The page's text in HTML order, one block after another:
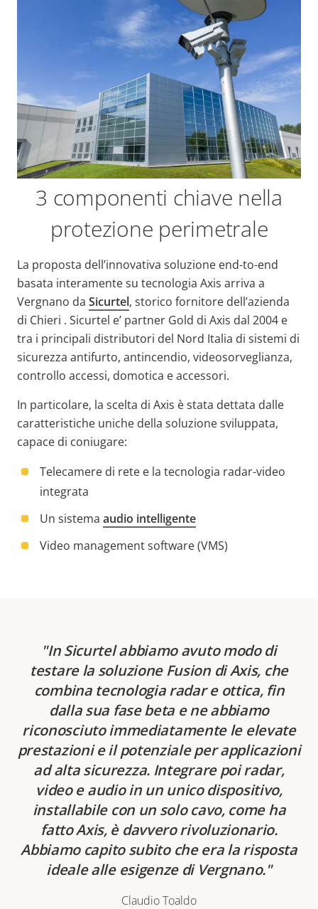
3 componenti chiave nella
protezione perimetrale
La proposta dell’innovativa soluzione end-to-end
basata interamente su tecnologia Axis arriva a
Vergnano da Sicurtel, storico fornitore dell’azienda
di Chieri . Sicurtel e’ partner Gold di Axis dal 2004 e
tra i principali distributori del Nord Italia di sistemi di
sicurezza antifurto, antincendio, videosorveglianza,
controllo accessi, domotica e accessori.
In particolare, la scelta di Axis è stata dettata dalle
caratteristiche uniche della soluzione sviluppata,
capace di coniugare:
Telecamere di rete e la tecnologia radar-video
integrata
Un sistema audio intelligente
Video management software (VMS)
In Sicurtel abbiamo avuto modo di
testare la soluzione Fusion di Axis, che
combina tecnologia radar e ottica, fin
dalla sua fase beta e ne abbiamo
riconosciuto immediatamente le elevate
prestazioni e il potenziale per applicazioni
ad alta sicurezza. Integrare poi radar,
video e audio in un unico dispositivo,
installabile con un solo cavo, come ha
fatto Axis, è davvero rivoluzionario.
Abbiamo capito subito che era la risposta
ideale alle esigenze di Vergnano.
Claudio Toaldo